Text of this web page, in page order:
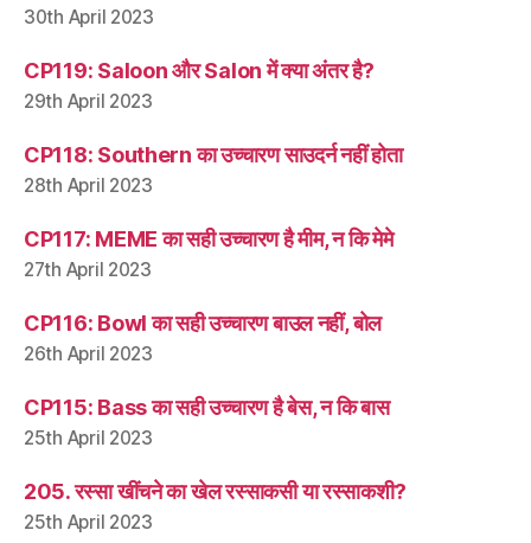
30th April 2023
CP119: Saloon और Salon में क्या अंतर है?
29th April 2023
CP118: Southern का उच्चारण साउदर्न नहीं होता
28th April 2023
CP117: MEME का सही उच्चारण है मीम, न कि मेमे
27th April 2023
CP116: Bowl का सही उच्चारण बाउल नहीं, बोल
26th April 2023
CP115: Bass का सही उच्चारण है बेस, न कि बास
25th April 2023
205. रस्सा खींचने का खेल रस्साकसी या रस्साकशी?
25th April 2023